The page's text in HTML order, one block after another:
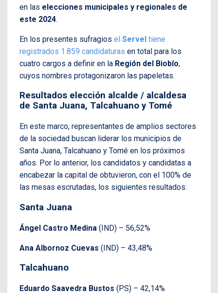
en las elecciones municipales y regionales de
este 2024.
En los presentes sufragios el Servel tiene
registrados 1.859 candidaturas en total para los
cuatro cargos a definir en la Región del Biobío,
cuyos nombres protagonizaron las papeletas.
Resultados elección alcalde / alcaldesa
de Santa Juana, Talcahuano y Tomé
En este marco, representantes de amplios sectores
de la sociedad buscan liderar los municipios de
Santa Juana, Talcahuano y Tomé en los próximos
años. Por lo anterior, los candidatos y candidatas a
encabezar la capital de obtuvieron, con el 100% de
las mesas escrutadas, los siguientes resultados:
Santa Juana
Ángel Castro Medina (IND) – 56,52%
Ana Albornoz Cuevas (IND) – 43,48%
Talcahuano
Eduardo Saavedra Bustos (PS) – 42,14%